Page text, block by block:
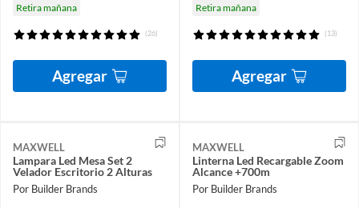
Retira mañana
(26)
Agregar
Retira mañana
(13)
Agregar
MAXWELL
Lampara Led Mesa Set 2
Velador Escritorio 2 Alturas
Por Builder Brands
MAXWELL
Linterna Led Recargable Zoom
Alcance +700m
Por Builder Brands